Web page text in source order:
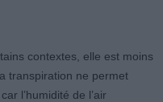
contextes, elle est moins
transpiration ne permet
l’humidité de l’air